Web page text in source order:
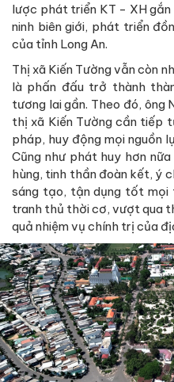
lược phát triển KT - XH
ninh biên giới, phát triển
của tỉnh Long An.
Thị xã Kiến Tường vẫn còn
là phấn đấu trở thành
tương lai gần. Theo đó, ông
thị xã Kiến Tường cần tiếp
pháp, huy động mọi nguồn
Cũng như phát huy hơn
hùng, tinh thần đoàn kết, ý
sáng tạo, tận dụng tốt mọi
tranh thủ thời cơ, vượt qua
quả nhiệm vụ chính trị của